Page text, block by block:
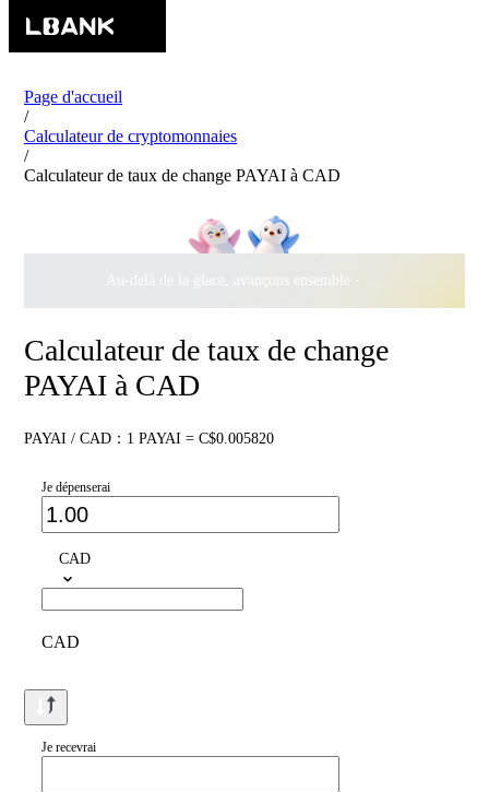
Page d'accueil
/
Calculateur de cryptomonnaies
/
Calculateur de taux de change PAYAI à CAD
Au-delà de la glace, avançons ensemble ·
500 000 $
Calculateur de taux de change
PAYAI à CAD
PAYAI / CAD：1 PAYAI = C$0.005820
Je dépenserai
CAD
CAD
Je recevrai